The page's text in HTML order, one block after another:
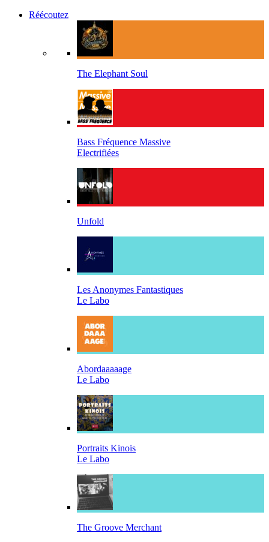
Réécoutez
The Elephant Soul
Bass Fréquence Massive
Electrifiées
Unfold
Les Anonymes Fantastiques
Le Labo
Abordaaaaage
Le Labo
Portraits Kinois
Le Labo
The Groove Merchant